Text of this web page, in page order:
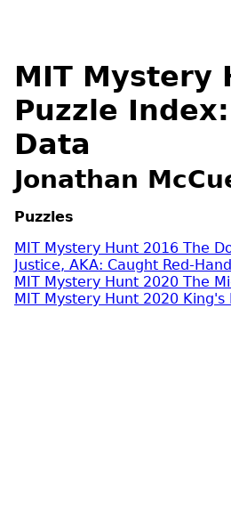
MIT Mystery
Puzzle
Data
Jonathan
Puzzles
MIT Mystery Hunt 2016 The
Justice, AKA: Caught Red-
MIT Mystery Hunt 2020 The
MIT Mystery Hunt 2020 King's